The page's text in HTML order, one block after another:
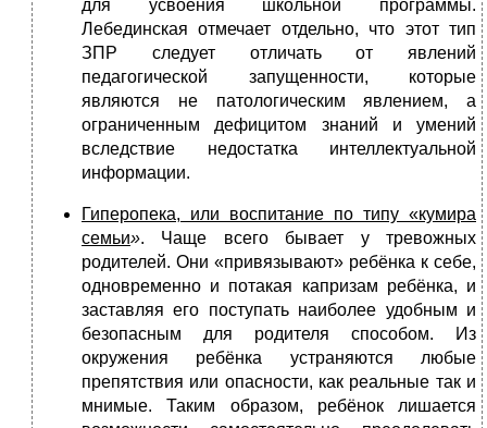
для усвоения школьной программы.
Лебединская отмечает отдельно, что этот тип
ЗПР следует отличать от явлений
педагогической запущенности, которые
являются не патологическим явлением, а
ограниченным дефицитом знаний и умений
вследствие недостатка интеллектуальной
информации.
Гиперопека, или воспитание по типу «кумира
семьи». Чаще всего бывает у тревожных
родителей. Они «привязывают» ребёнка к себе,
одновременно и потакая капризам ребёнка, и
заставляя его поступать наиболее удобным и
безопасным для родителя способом. Из
окружения ребёнка устраняются любые
препятствия или опасности, как реальные так и
мнимые. Таким образом, ребёнок лишается